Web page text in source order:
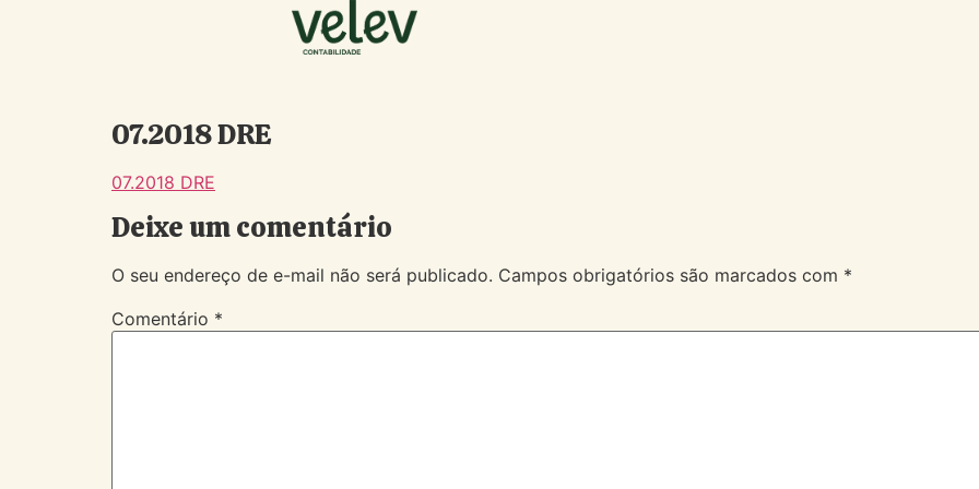
07.2018 DRE
07.2018 DRE
Deixe um comentário
O seu endereço de e-mail não será publicado. Campos obrigatórios são marcados com *
Comentário *